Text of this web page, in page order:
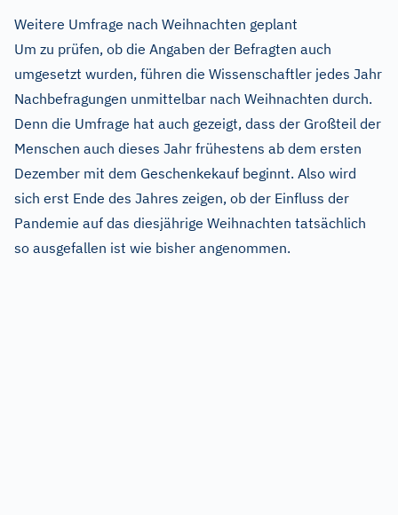
Weitere Umfrage nach Weihnachten geplant
Um zu prüfen, ob die Angaben der Befragten auch
umgesetzt wurden, führen die Wissenschaftler jedes Jahr
Nachbefragungen unmittelbar nach Weihnachten durch.
Denn die Umfrage hat auch gezeigt, dass der Großteil der
Menschen auch dieses Jahr frühestens ab dem ersten
Dezember mit dem Geschenkekauf beginnt. Also wird
sich erst Ende des Jahres zeigen, ob der Einfluss der
Pandemie auf das diesjährige Weihnachten tatsächlich
so ausgefallen ist wie bisher angenommen.